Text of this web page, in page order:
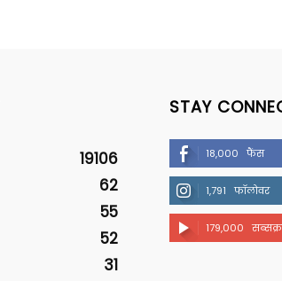
19106
62
55
52
31
STAY
18,000 फैंस
1,791 फॉलोवर
179,000